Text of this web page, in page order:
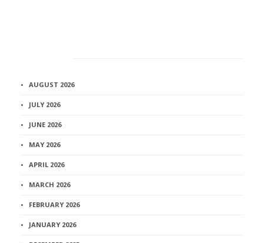
AUGUST 2026
JULY 2026
JUNE 2026
MAY 2026
APRIL 2026
MARCH 2026
FEBRUARY 2026
JANUARY 2026